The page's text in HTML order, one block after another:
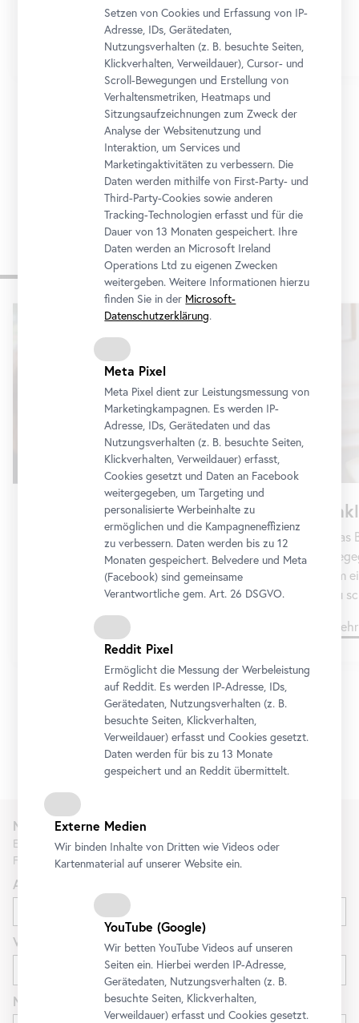
1/12
Zum Programmkalender
Museum für alle
Sie planen einen individuellen Museumsbesuch
mit einer Gruppe – wählen Sie aus dem Angebot
und senden Sie uns Ihre Terminanfrage.
um
zu
1/8
Newsletter
Erfahren Sie als Erste*r über neue Ausstellungen, Workshops,
Führungen und Aktionen des Belvedere.
Anrede
Vorname
Nachname
Setzen von Cookies und Erfassung von IP-
Adresse, IDs, Gerätedaten,
Nutzungsverhalten (z. B. besuchte Seiten,
Klickverhalten, Verweildauer), Cursor- und
Scroll-Bewegungen und Erstellung von
Verhaltensmetriken, Heatmaps und
Sitzungsaufzeichnungen zum Zweck der
Analyse der Websitenutzung und
Interaktion, um Services und
Marketingaktivitäten zu verbessern. Die
Daten werden mithilfe von First-Party- und
Third-Party-Cookies sowie anderen
Tracking-Technologien erfasst und für die
Dauer von 13 Monaten gespeichert. Ihre
Daten werden an Microsoft Ireland
Operations Ltd zu eigenen Zwecken
weitergeben. Weitere Informationen hierzu
finden Sie in der Microsoft-
Datenschutzerklärung.
Meta Pixel
Meta Pixel dient zur Leistungsmessung von
Marketingkampagnen. Es werden IP-
Adresse, IDs, Gerätedaten und das
Nutzungsverhalten (z. B. besuchte Seiten,
Klickverhalten, Verweildauer) erfasst,
Cookies gesetzt und Daten an Facebook
weitergegeben, um Targeting und
personalisierte Werbeinhalte zu
ermöglichen und die Kampagneneffizienz
zu verbessern. Daten werden bis zu 12
Monaten gespeichert. Belvedere und Meta
(Facebook) sind gemeinsame
Verantwortliche gem.Art. 26 DSGVO.
Reddit Pixel
Ermöglicht die Messung der Werbeleistung
auf Reddit. Es werden IP-Adresse, IDs,
Gerätedaten, Nutzungsverhalten (z. B.
besuchte Seiten, Klickverhalten,
Verweildauer) erfasst und Cookies gesetzt.
Daten werden für bis zu 13 Monate
gespeichert und an Reddit übermittelt.
Externe Medien
Wir binden Inhalte von Dritten wie Videos oder
Kartenmaterial auf unserer Website ein.
YouTube (Google)
Wir bettenYouTube Videos auf unseren
Seiten ein. Hierbei werden IP-Adresse,
Gerätedaten, Nutzungsverhalten (z. B.
besuchte Seiten, Klickverhalten,
Verweildauer) erfasst und Cookies gesetzt.